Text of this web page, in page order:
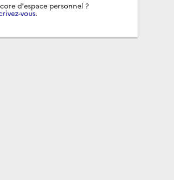
d'espace personnel ?
vous.